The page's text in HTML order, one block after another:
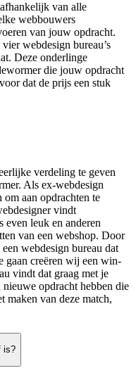
van alle
webbouwers
van jouw opdracht.
webdesign bureau’s
Deze onderlinge
die jouw opdracht
dat de prijs een stuk
verdeling te geven
Als ex-webdesign
aan opdrachten te
vindt
even leuk en anderen
van een webshop. Door
webdesign bureau dat
gaan creëren wij een win-
vindt dat graag met je
opdracht hebben die
maken van deze match,
is?